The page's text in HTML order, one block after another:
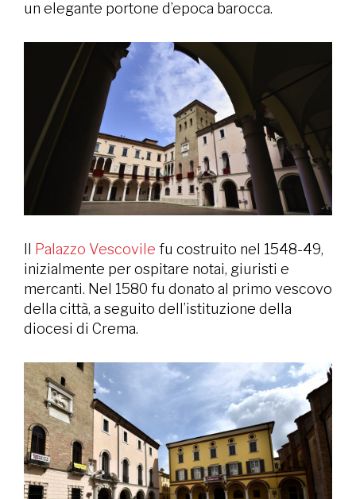
un elegante portone d’epoca barocca.
Palazzo Vescovile fu costruito nel 1548-49,
inizialmente per ospitare notai, giuristi e
mercanti. Nel 1580 fu donato al primo vescovo
della città, a seguito dell’istituzione della
diocesi di Crema.